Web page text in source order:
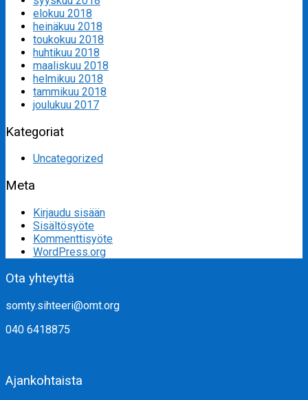
elokuu 2018
heinäkuu 2018
toukokuu 2018
huhtikuu 2018
maaliskuu 2018
helmikuu 2018
tammikuu 2018
joulukuu 2017
Kategoriat
Uncategorized
Meta
Kirjaudu sisään
Sisältösyöte
Kommenttisyöte
WordPress.org
Ota yhteyttä
somty.sihteeri@omt.org
040 6418875
Ajankohtaista